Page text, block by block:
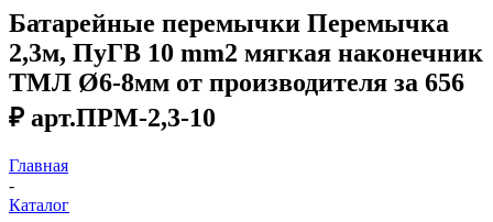
Батарейные перемычки Перемычка
2,3м, ПуГВ 10 mm2 мягкая наконечник
ТМЛ Ø6-8мм от производителя за 656
₽ арт.ПРМ-2,3-10
Главная
-
Каталог